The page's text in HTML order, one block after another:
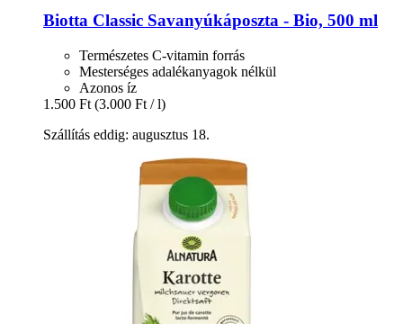
Biotta Classic Savanyúkáposzta -​ Bio, 500 ml
Természetes C-vitamin forrás
Mesterséges adalékanyagok nélkül
Azonos íz
1.500 Ft (3.000 Ft / l)
Szállítás eddig: augusztus 18.